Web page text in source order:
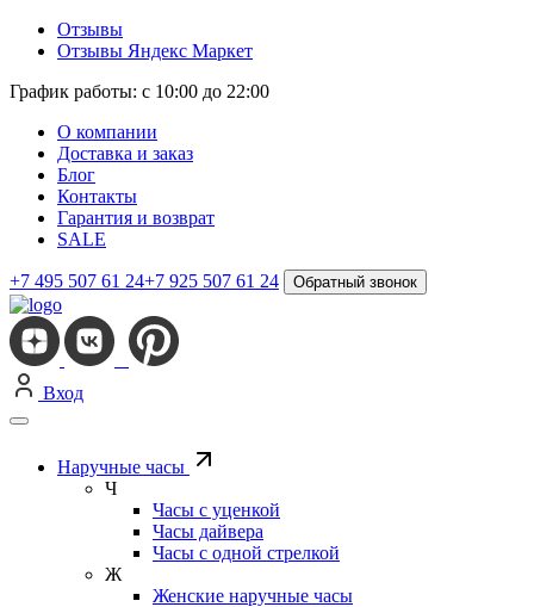
Отзывы
Отзывы Яндекс Маркет
График работы: с 10:00 до 22:00
О компании
Доставка и заказ
Блог
Контакты
Гарантия и возврат
SALE
+7 495 507 61 24+7 925 507 61 24 Обратный звонок
Вход
Наручные часы
Ч
Часы с уценкой
Часы дайвера
Часы с одной стрелкой
Ж
Женские наручные часы